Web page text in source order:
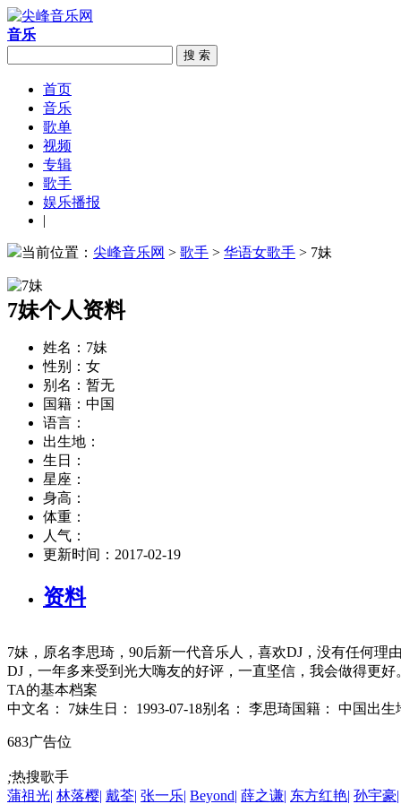
音乐
搜 索
首页
音乐
歌单
视频
专辑
歌手
娱乐播报
|
当前位置： 尖峰音乐网 > 歌手 > 华语女歌手 > 7妹
7妹个人资料
姓名： 7妹
性别： 女
别名： 暂无
国籍： 中国
语言：
出生地：
生日：
星座：
身高：
体重：
人气：
更新时间： 2017-02-19
资料
7妹，原名李思琦，90后新一代音乐人，喜欢DJ，没有任何理
DJ，一年多来受到光大嗨友的好评，一直坚信，我会做得更好
TA的基本档案
中文名： 7妹生日： 1993-07-18别名： 李思琦国籍： 中国出
683广告位
;热搜歌手
蒲祖光| 林落樱| 戴荃| 张一乐| Beyond| 薛之谦| 东方红艳| 孙宇豪|